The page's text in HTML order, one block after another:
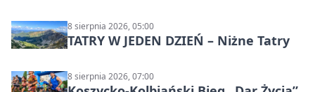
8 sierpnia 2026, 05:00
TATRY W JEDEN DZIEŃ – Niżne Tatry
8 sierpnia 2026, 07:00